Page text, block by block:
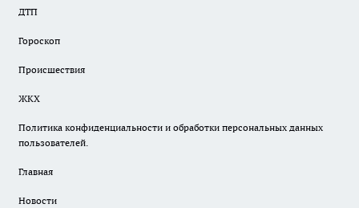
ДТП
Гороскоп
Происшествия
ЖКХ
Политика конфиденциальности и обработки персональных данных
пользователей.
Главная
Новости